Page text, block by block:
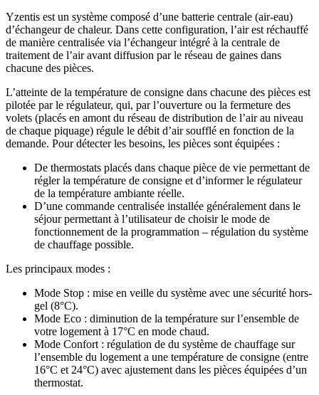
Yzentis est un système composé d’une batterie centrale (air-eau)
d’échangeur de chaleur. Dans cette configuration, l’air est réchauffé
de manière centralisée via l’échangeur intégré à la centrale de
traitement de l’air avant diffusion par le réseau de gaines dans
chacune des pièces.
L’atteinte de la température de consigne dans chacune des pièces est
pilotée par le régulateur, qui, par l’ouverture ou la fermeture des
volets (placés en amont du réseau de distribution de l’air au niveau
de chaque piquage) régule le débit d’air soufflé en fonction de la
demande. Pour détecter les besoins, les pièces sont équipées :
De thermostats placés dans chaque pièce de vie permettant de
régler la température de consigne et d’informer le régulateur
de la température ambiante réelle.
D’une commande centralisée installée généralement dans le
séjour permettant à l’utilisateur de choisir le mode de
fonctionnement de la programmation – régulation du système
de chauffage possible.
Les principaux modes :
Mode Stop : mise en veille du système avec une sécurité hors-
gel (8°C).
Mode Eco : diminution de la température sur l’ensemble de
votre logement à 17°C en mode chaud.
Mode Confort : régulation de du système de chauffage sur
l’ensemble du logement a une température de consigne (entre
16°C et 24°C) avec ajustement dans les pièces équipées d’un
thermostat.